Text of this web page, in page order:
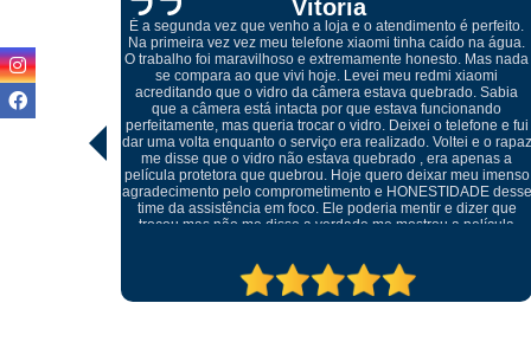
nada
Marques
Atendimento excelente, desde do meu primeiro contato pelo
whatsapp com o Igor, onde me orientou referente a troca da tela
quebrada do meu celular, ótimos profissionais e o melhor, não
foi preciso trocar o display, conseguiu retirar o vidro sem
danificar a peça e realizar somente a troca do mesmo, muito
cuidadosos e atenciosos, meu celular ficou perfeito.